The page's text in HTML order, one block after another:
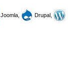
Joomla,
Drupal,